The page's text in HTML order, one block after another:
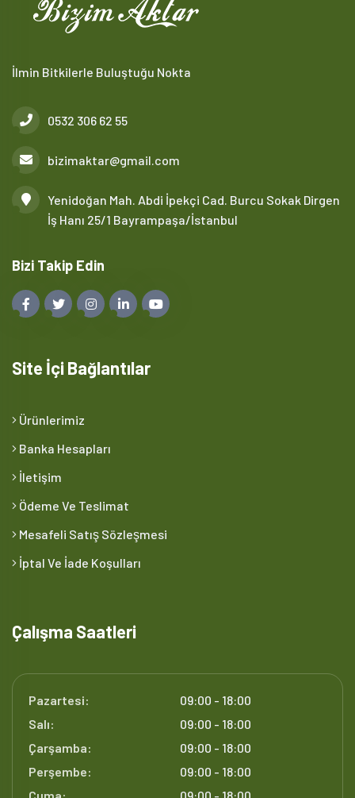
İlmin Bitkilerle Buluştuğu Nokta
0532 306 62 55
bizimaktar@gmail.com
Yenidoğan Mah. Abdi İpekçi Cad. Burcu Sokak Dirgen
İş Hanı 25/1 Bayrampaşa/İstanbul
Bizi Takip Edin
Site İçi Bağlantılar
Ürünlerimiz
Banka Hesapları
İletişim
Ödeme Ve Teslimat
Mesafeli Satış Sözleşmesi
İptal Ve İade Koşulları
Çalışma Saatleri
Pazartesi:
09:00 - 18:00
Salı:
09:00 - 18:00
Çarşamba:
09:00 - 18:00
Perşembe:
09:00 - 18:00
Cuma:
09:00 - 18:00